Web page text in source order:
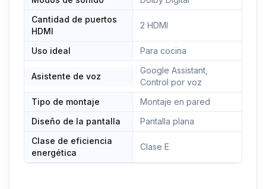
Cantidad de puertos
HDMI
2 HDMI
Uso ideal Para cocina
Asistente de voz
Google Assistant,
Control por voz
Tipo de montaje
Montaje en pared
Diseño de la pantalla
Pantalla plana
Clase de eficiencia
energética
Clase E